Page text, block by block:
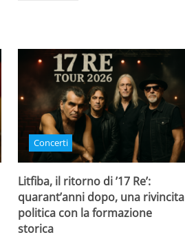
Concerti
Litfiba, il ritorno di ’17 Re’:
quarant’anni dopo, una rivincita
politica con la formazione
storica